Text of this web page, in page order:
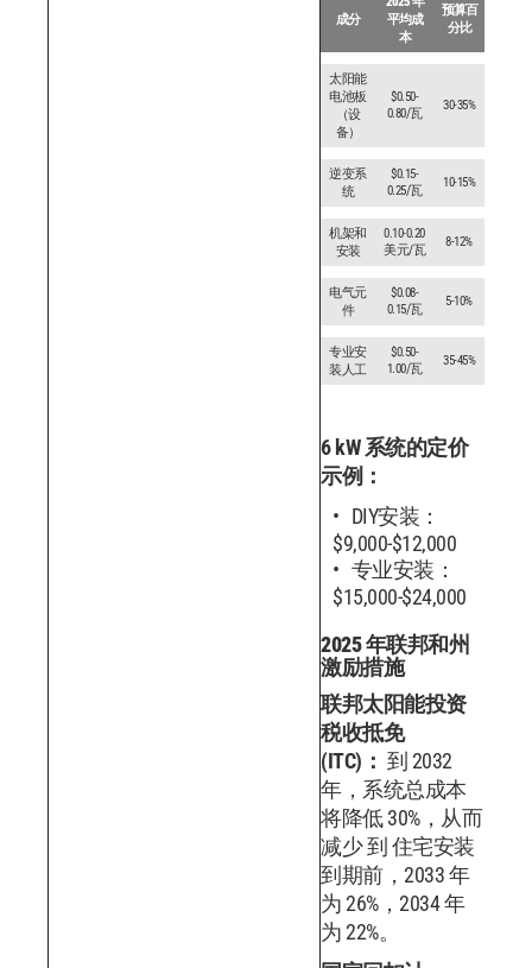
成分
平均成
本
预算百
分比
太阳能
电池板
（设
备）
$0.50-
0.80/瓦
30-35%
逆变系
统
$0.15-
0.25/瓦
10-15%
机架和
安装
0.10-0.20
美元/瓦
8-12%
电气元
件
$0.08-
0.15/瓦
5-10%
专业安
装人工
$0.50-
1.00/瓦
35-45%
6 kW 系统的定价
示例：
DIY安装：
$9,000-$12,000
专业安装：
$15,000-$24,000
2025 年联邦和州
激励措施
联邦太阳能投资
税收抵免
(ITC)： 到 2032
年，系统总成本
将降低 30%，从而
减少 到 住宅安装
到期前，2033 年
为 26%，2034 年
为 22%。